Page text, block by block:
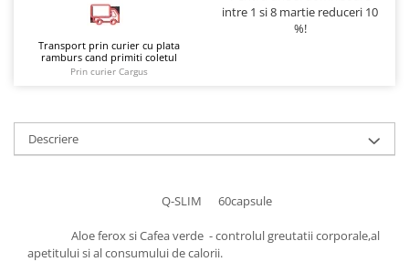
Transport prin curier cu plata
ramburs cand primiti coletul
Prin curier Cargus
intre 1 si 8 martie reduceri 10
%!
Descriere
Q-SLIM 60capsule
Aloe ferox si Cafea verde - controlul greutatii corporale,al
apetitului si al consumului de calorii.